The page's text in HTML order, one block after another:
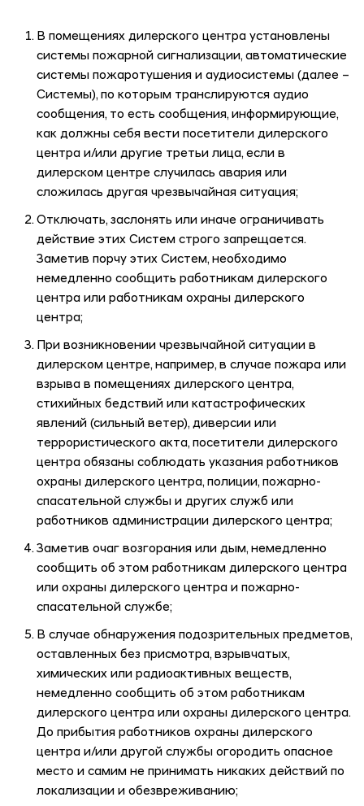
В помещениях дилерского центра установлены
системы пожарной сигнализации, автоматические
системы пожаротушения и аудиосистемы (далее –
Системы), по которым транслируются аудио
сообщения, то есть сообщения, информирующие,
как должны себя вести посетители дилерского
центра и/или другие третьи лица, если в
дилерском центре случилась авария или
сложилась другая чрезвычайная ситуация;
Отключать, заслонять или иначе ограничивать
действие этих Систем строго запрещается.
Заметив порчу этих Систем, необходимо
немедленно сообщить работникам дилерского
центра или работникам охраны дилерского
центра;
При возникновении чрезвычайной ситуации в
дилерском центре, например, в случае пожара или
взрыва в помещениях дилерского центра,
стихийных бедствий или катастрофических
явлений (сильный ветер), диверсии или
террористического акта, посетители дилерского
центра обязаны соблюдать указания работников
охраны дилерского центра, полиции, пожарно-
спасательной службы и других служб или
работников администрации дилерского центра;
Заметив очаг возгорания или дым, немедленно
сообщить об этом работникам дилерского центра
или охраны дилерского центра и пожарно-
спасательной службе;
В случае обнаружения подозрительных предметов,
оставленных без присмотра, взрывчатых,
химических или радиоактивных веществ,
немедленно сообщить об этом работникам
дилерского центра или охраны дилерского центра.
До прибытия работников охраны дилерского
центра и/или другой службы огородить опасное
место и самим не принимать никаких действий по
локализации и обезвреживанию;